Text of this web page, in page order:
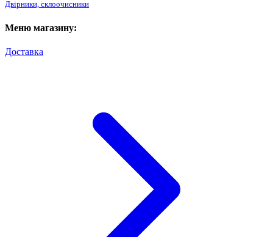
Двірники, склоочисники
Меню магазину:
Доставка